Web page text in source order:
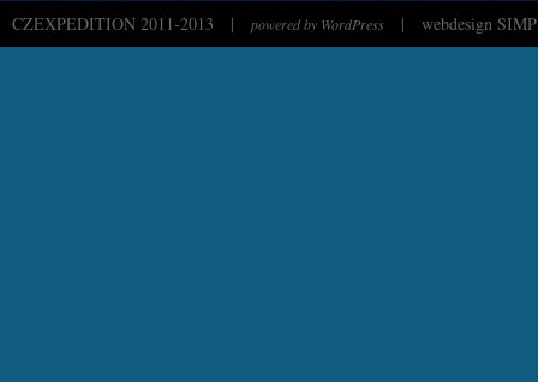
CZEXPEDITION 2011-2013 | powered by WordPress | webdesign